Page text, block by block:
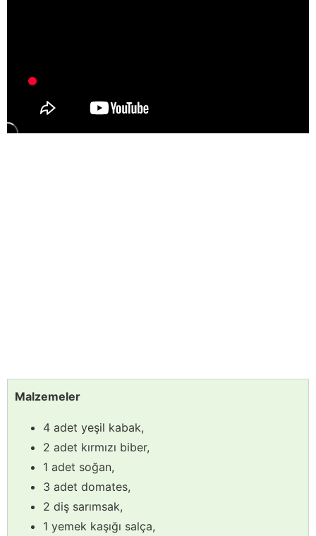
Malzemeler
4 adet yeşil kabak,
2 adet kırmızı biber,
1 adet soğan,
3 adet domates,
2 diş sarımsak,
1 yemek kaşığı salça,